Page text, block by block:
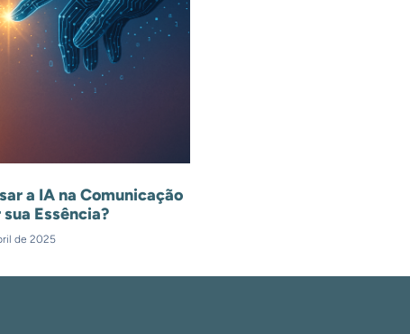
a IA na Comunicação
Essência?
de 2025